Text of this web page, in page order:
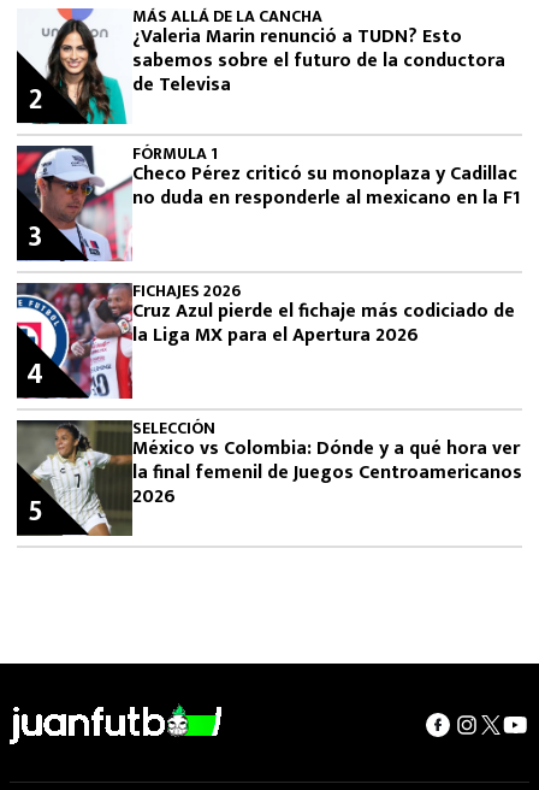
MÁS ALLÁ DE LA CANCHA
¿Valeria Marin renunció a TUDN? Esto
sabemos sobre el futuro de la conductora
de Televisa
2
FÓRMULA 1
Checo Pérez criticó su monoplaza y Cadillac
no duda en responderle al mexicano en la F1
3
FICHAJES 2026
Cruz Azul pierde el fichaje más codiciado de
la Liga MX para el Apertura 2026
4
SELECCIÓN
México vs Colombia: Dónde y a qué hora ver
la final femenil de Juegos Centroamericanos
2026
5